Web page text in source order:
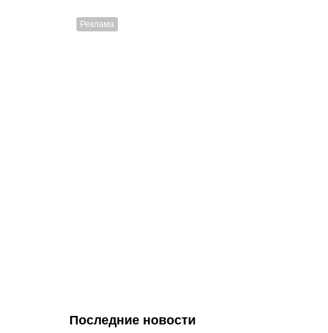
Последние новости